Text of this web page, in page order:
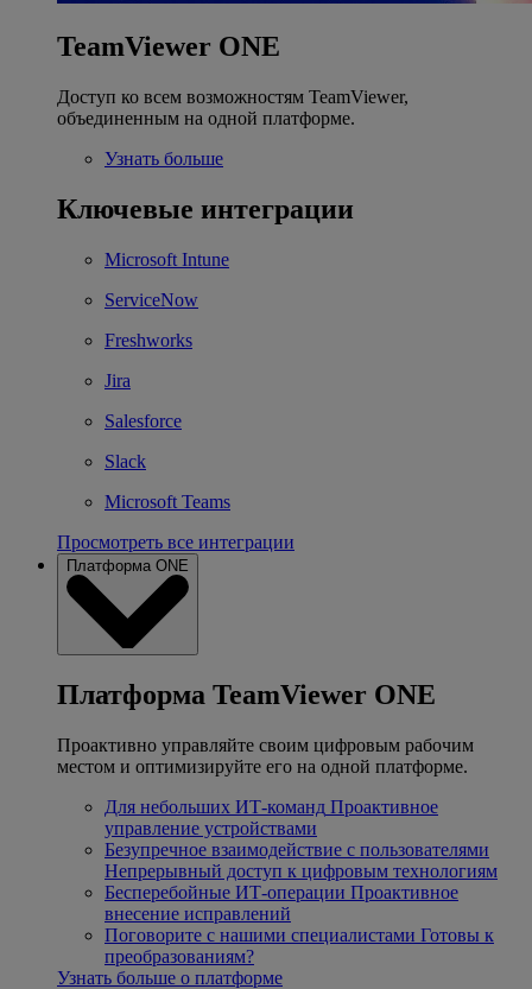
TeamViewer ONE
Доступ ко всем возможностям TeamViewer,
объединенным на одной платформе.
Узнать больше
Ключевые интеграции
Microsoft Intune
ServiceNow
Freshworks
Jira
Salesforce
Slack
Microsoft Teams
Просмотреть все интеграции
Платформа ONE
Платформа TeamViewer ONE
Проактивно управляйте своим цифровым рабочим
местом и оптимизируйте его на одной платформе.
Для небольших ИТ-команд Проактивное
управление устройствами
Безупречное взаимодействие с пользователями
Непрерывный доступ к цифровым технологиям
Бесперебойные ИТ-операции Проактивное
внесение исправлений
Поговорите с нашими специалистами Готовы к
преобразованиям?
Узнать больше о платформе